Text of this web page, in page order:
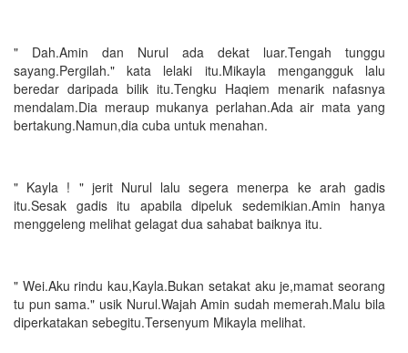
" Dah.Amin dan Nurul ada dekat luar.Tengah tunggu
sayang.Pergilah." kata lelaki itu.Mikayla mengangguk lalu
beredar daripada bilik itu.Tengku Haqiem menarik nafasnya
mendalam.Dia meraup mukanya perlahan.Ada air mata yang
bertakung.Namun,dia cuba untuk menahan.
" Kayla ! " jerit Nurul lalu segera menerpa ke arah gadis
itu.Sesak gadis itu apabila dipeluk sedemikian.Amin hanya
menggeleng melihat gelagat dua sahabat baiknya itu.
" Wei.Aku rindu kau,Kayla.Bukan setakat aku je,mamat seorang
tu pun sama." usik Nurul.Wajah Amin sudah memerah.Malu bila
diperkatakan sebegitu.Tersenyum Mikayla melihat.